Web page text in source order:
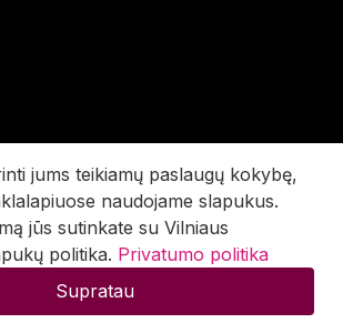
jums teikiamų paslaugų kokybę,
naudojame slapukus.
jūs sutinkate su Vilniaus
politika. Privatumo politika
Supratau